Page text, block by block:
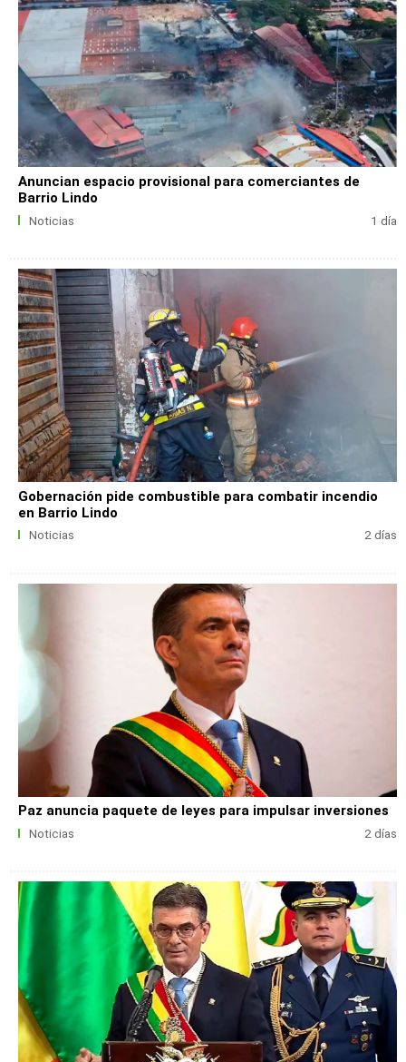
Anuncian espacio provisional para comerciantes de
Barrio Lindo
Noticias 1 día
Gobernación pide combustible para combatir incendio
en Barrio Lindo
Noticias 2 días
Paz anuncia paquete de leyes para impulsar inversiones
Noticias 2 días